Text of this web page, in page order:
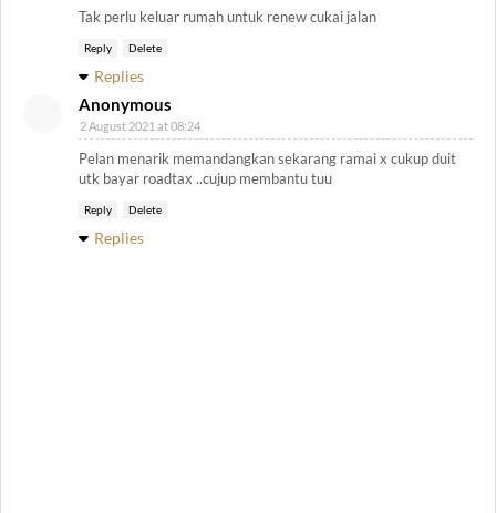
Tak perlu keluar rumah untuk renew cukai jalan
Reply Delete
Replies
Anonymous
2 August 2021 at 08:24
Pelan menarik memandangkan sekarang ramai x cukup duit
utk bayar roadtax ..cujup membantu tuu
Reply Delete
Replies